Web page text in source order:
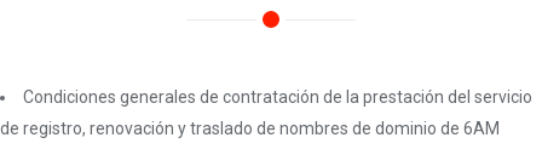
Condiciones generales de contratación de la prestación del servicio
de registro, renovación y traslado de nombres de dominio de 6AM